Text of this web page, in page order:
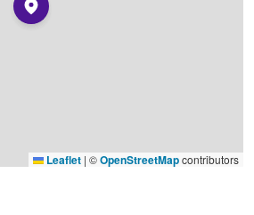
Leaflet | ©OpenStreetMapcontributors